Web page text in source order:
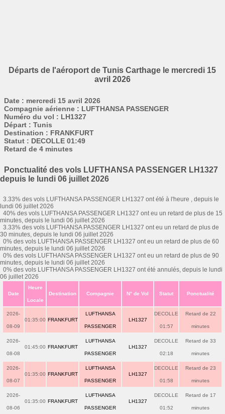
Départs de l'aéroport de Tunis Carthage le mercredi 15
avril 2026
Date : mercredi 15 avril 2026
Compagnie aérienne : LUFTHANSA PASSENGER
Numéro du vol : LH1327
Départ : Tunis
Destination : FRANKFURT
Statut : DECOLLE 01:49
Retard de 4 minutes
Ponctualité des vols LUFTHANSA PASSENGER LH1327
depuis le lundi 06 juillet 2026
3.33% des vols LUFTHANSA PASSENGER LH1327 ont été à l'heure , depuis le
lundi 06 juillet 2026
40% des vols LUFTHANSA PASSENGER LH1327 ont eu un retard de plus de 15
minutes, depuis le lundi 06 juillet 2026
3.33% des vols LUFTHANSA PASSENGER LH1327 ont eu un retard de plus de
30 minutes, depuis le lundi 06 juillet 2026
0% des vols LUFTHANSA PASSENGER LH1327 ont eu un retard de plus de 60
minutes, depuis le lundi 06 juillet 2026
0% des vols LUFTHANSA PASSENGER LH1327 ont eu un retard de plus de 90
minutes, depuis le lundi 06 juillet 2026
0% des vols LUFTHANSA PASSENGER LH1327 ont été annulés, depuis le lundi
06 juillet 2026
Date
Heure
Locale
Destination Compagnie N° de Vol Statut Ponctualité
2026-
08-09
01:35:00 FRANKFURT
LUFTHANSA
PASSENGER
LH1327
DECOLLE
01:57
Retard de 22
minutes
2026-
08-08
01:45:00 FRANKFURT
LUFTHANSA
PASSENGER
LH1327
DECOLLE
02:18
Retard de 33
minutes
2026-
08-07
01:35:00 FRANKFURT
LUFTHANSA
PASSENGER
LH1327
DECOLLE
01:58
Retard de 23
minutes
2026-
08-06
01:35:00 FRANKFURT
LUFTHANSA
PASSENGER
LH1327
DECOLLE
01:52
Retard de 17
minutes